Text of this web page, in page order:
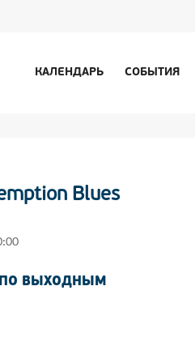
КАЛЕНДАРЬ СОБЫТИЯ
Blues
ВЫХОДНЫМ